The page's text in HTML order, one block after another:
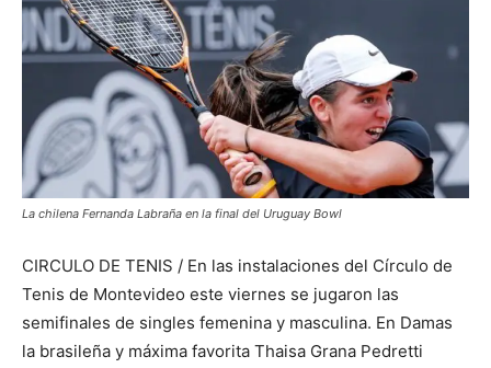
La chilena Fernanda Labraña en la final del Uruguay Bowl
CIRCULO DE TENIS / En las instalaciones del Círculo de
Tenis de Montevideo este viernes se jugaron las
semifinales de singles femenina y masculina. En Damas
la brasileña y máxima favorita Thaisa Grana Pedretti